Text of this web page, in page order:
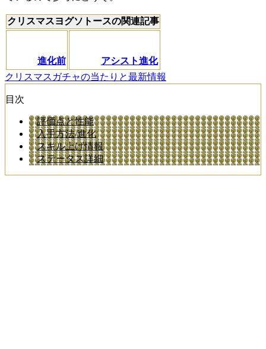
クリスマスヨグソトースの関連記事
進化前
アシスト進化
クリスマスガチャの当たりと最新情報
目次
評価点と性能
入手方法/進化
スキル上げ情報
ステータス詳細